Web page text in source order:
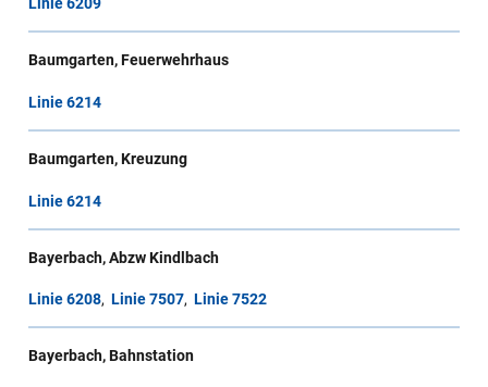
Baumgarten, Feuerwehrhaus
Linie 6214
Baumgarten, Kreuzung
Linie 6214
Bayerbach, Abzw Kindlbach
Linie 6208,Linie 7507,Linie 7522
Bayerbach, Bahnstation